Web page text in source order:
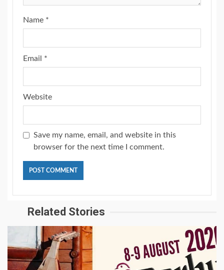
Name *
Email *
Website
Save my name, email, and website in this
browser for the next time I comment.
Related Stories